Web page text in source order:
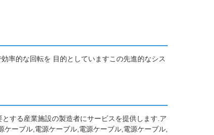
率的な回転を 目的としていますこの先進的なシス
する産業施設の製造者にサービスを提供します.ア
ーブル,電源ケーブル,電源ケーブル,電源ケーブル,